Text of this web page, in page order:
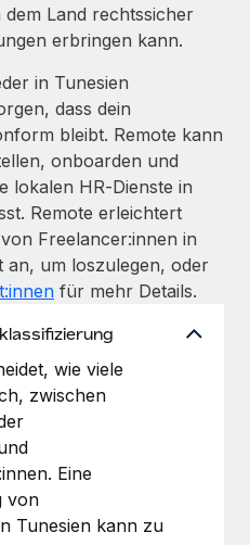
Land rechtssicher
erbringen kann.
in Tunesien
dass dein
bleibt. Remote kann
onboarden und
lokalen HR‑Dienste in
Remote erleichtert
Freelancer:innen in
an, um loszulegen, oder
für mehr Details.
wie viele
zwischen
Eine
von
Tunesien kann zu